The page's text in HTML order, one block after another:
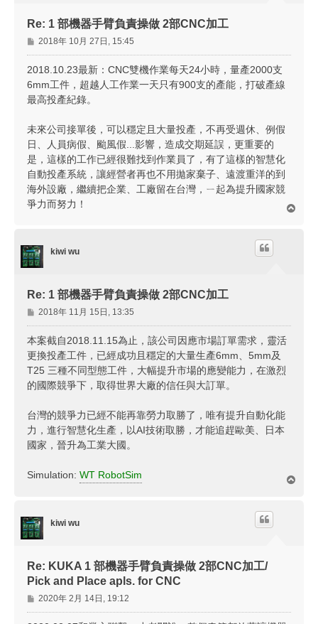
Re: 1 部機器手臂負責操做 2部CNC加工
文
章
2018年 10月 27日, 15:45
2018.10.23最新：CNC雙機作業每天24小時，量產2000支
6mm工件，超越人工作業一天只有900支的產能，打破產線
最高投產紀錄。
未來公司接單後，可以穩定且大量投產，不再受週休、例假
日、人員病假、颱風假...影響，造成交期延誤，更重要的
是，這樣的工作已經很難找到作業員了，有了這樣的智慧化
自動投產系統，讓經營者再也不用拋家棄子、遠渡重洋的到
海外設廠，繼續把企業、工廠留在台灣，ㄧ起為提升國家競
爭力而努力！
kiwi wu
Re: 1 部機器手臂負責操做 2部CNC加工
文
章
2018年 11月 15日, 13:35
本案截自2018.11.15為止，該公司因應市場訂單需求，靈活
更換投產工件，已經成功且穩定的大量生產6mm、5mm及
T25 三種不同型態工件，大幅提升市場的應變能力，在激烈
的國際競爭下，取得世界大廠的信任與大訂單。
台灣的競爭力已經不能再靠勞力取勝了，唯有提升自動化能
力，進行智慧化生產，以AI技術取勝，才能追趕歐美、日本
國家，晉升為工業大國。
Simulation: WT RobotSim
kiwi wu
Re: KUKA 1 部機器手臂負責操做 2部CNC加工/
Pick and Place apls. for CNC
文
章
2020年 2月 14日, 19:12